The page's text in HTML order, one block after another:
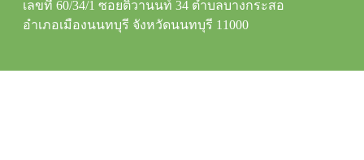
เลขที่ 60/34/1 ซอยติวานนท์ 34 ตำบลบางกระสอ
อำเภอเมืองนนทบุรี จังหวัดนนทบุรี 11000